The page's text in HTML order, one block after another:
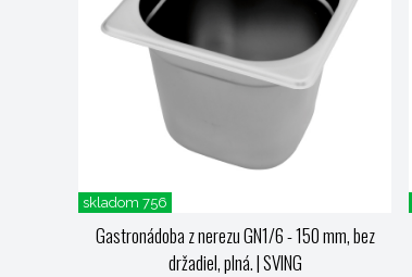
skladom 756
Gastronádoba z nerezu GN1/6 - 150 mm, bez
držadiel, plná.| SVING